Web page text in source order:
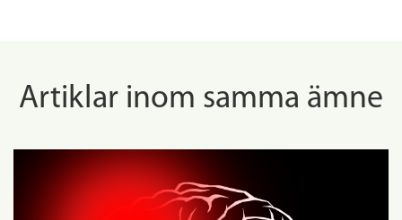
Artiklar inom samma ämne